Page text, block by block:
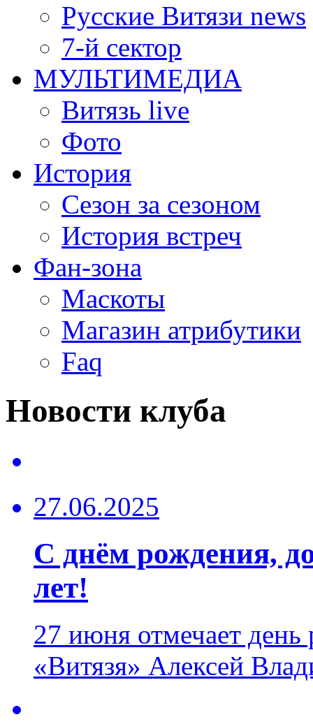
Русские Витязи news
7-й сектор
МУЛЬТИМЕДИА
Витязь live
Фото
История
Сезон за сезоном
История встреч
Фан-зона
Маскоты
Магазин атрибутики
Faq
Новости клуба
27.06.2025
С днём рождения,
лет!
27 июня отмечает
«Витязя» Алексей